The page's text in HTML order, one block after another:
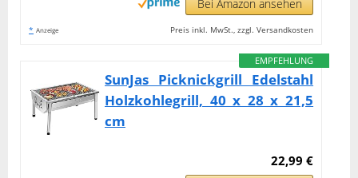
Bei Amazon ansehen
* Anzeige Preis inkl. MwSt., zzgl. Versandkosten
EMPFEHLUNG
SunJas Picknickgrill Edelstahl
Holzkohlegrill, 40 x 28 x 21,5
cm
22,99 €